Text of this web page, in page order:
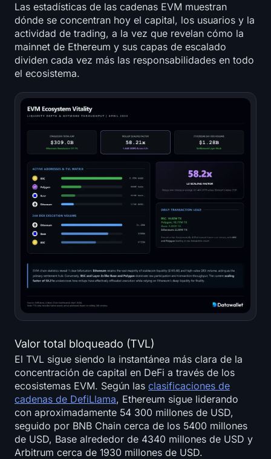
Las estadísticas de las cadenas EVM muestran
dónde se concentran hoy el capital, los usuarios y la
actividad de trading, a la vez que revelan cómo la
mainnet de Ethereum y sus capas de escalado
dividen cada vez más las responsabilidades en todo
el ecosistema.
Valor total bloqueado (TVL)
El TVL sigue siendo la instantánea más clara de la
concentración de capital en DeFi a través de los
ecosistemas EVM. Según las clasificaciones de
cadenas de DefiLlama, Ethereum sigue liderando
con aproximadamente 54 300 millones de USD,
seguido por BNB Chain cerca de los 5400 millones
de USD, Base alrededor de 4340 millones de USD y
Arbitrum cerca de 1930 millones de USD.